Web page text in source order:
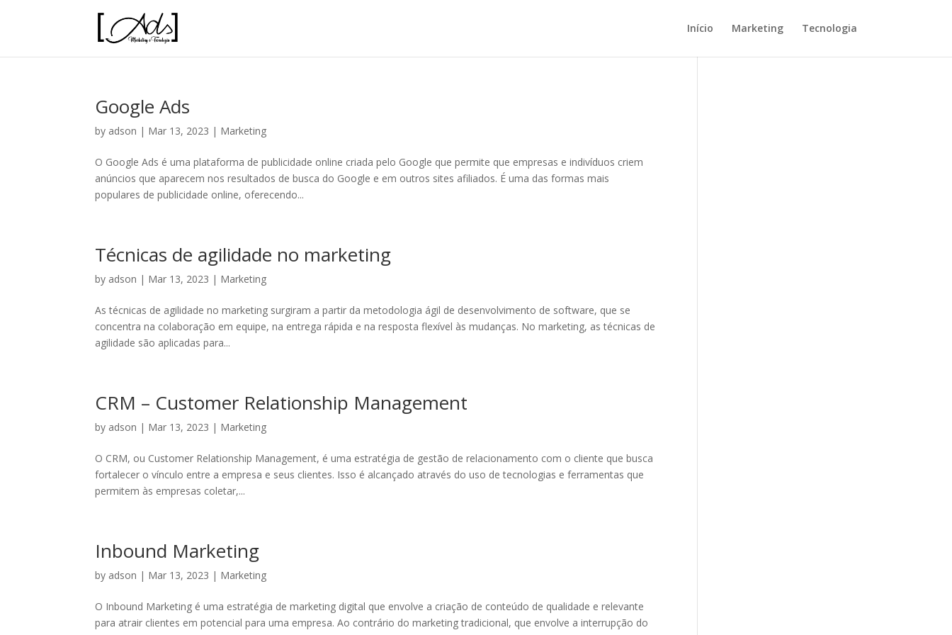
Início Marketing Tecnologia
Google Ads
by adson | Mar 13, 2023 | Marketing
O Google Ads é uma plataforma de publicidade online criada pelo Google que permite que empresas e indivíduos criem
anúncios que aparecem nos resultados de busca do Google e em outros sites afiliados. É uma das formas mais
populares de publicidade online, oferecendo...
Técnicas de agilidade no marketing
by adson | Mar 13, 2023 | Marketing
As técnicas de agilidade no marketing surgiram a partir da metodologia ágil de desenvolvimento de software, que se
concentra na colaboração em equipe, na entrega rápida e na resposta flexível às mudanças. No marketing, as técnicas de
agilidade são aplicadas para...
CRM – Customer Relationship Management
by adson | Mar 13, 2023 | Marketing
O CRM, ou Customer Relationship Management, é uma estratégia de gestão de relacionamento com o cliente que busca
fortalecer o vínculo entre a empresa e seus clientes. Isso é alcançado através do uso de tecnologias e ferramentas que
permitem às empresas coletar,...
Inbound Marketing
by adson | Mar 13, 2023 | Marketing
O Inbound Marketing é uma estratégia de marketing digital que envolve a criação de conteúdo de qualidade e relevante
para atrair clientes em potencial para uma empresa. Ao contrário do marketing tradicional, que envolve a interrupção do